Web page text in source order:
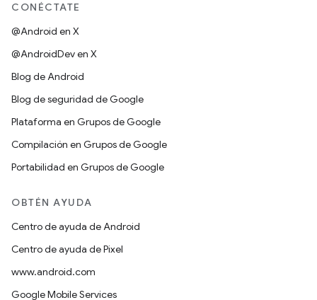
CONÉCTATE
@Android en X
@AndroidDev en X
Blog de Android
Blog de seguridad de Google
Plataforma en Grupos de Google
Compilación en Grupos de Google
Portabilidad en Grupos de Google
OBTÉN AYUDA
Centro de ayuda de Android
Centro de ayuda de Pixel
www.android.com
Google Mobile Services